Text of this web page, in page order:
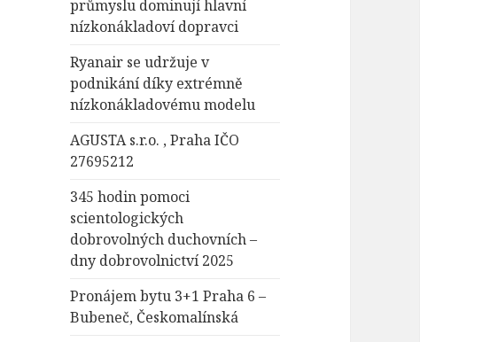
průmyslu dominují hlavní
nízkonákladoví dopravci
Ryanair se udržuje v
podnikání díky extrémně
nízkonákladovému modelu
AGUSTA s.r.o. , Praha IČO
27695212
345 hodin pomoci
scientologických
dobrovolných duchovních –
dny dobrovolnictví 2025
Pronájem bytu 3+1 Praha 6 –
Bubeneč, Českomalínská